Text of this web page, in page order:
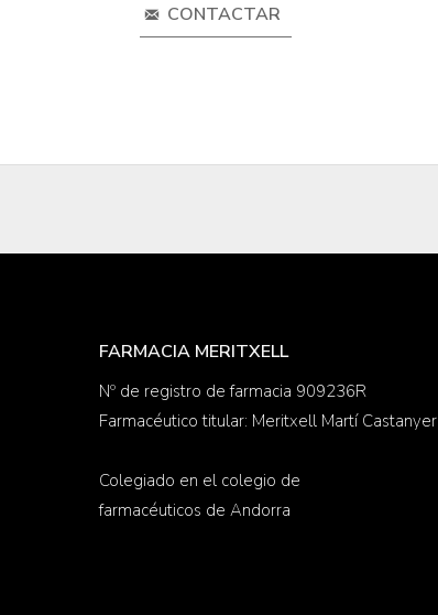
CONTACTAR
FARMACIA MERITXELL
Nº de registro de farmacia 909236R
Farmacéutico titular: Meritxell Martí Castanyer
Colegiado en el colegio de
farmacéuticos de Andorra